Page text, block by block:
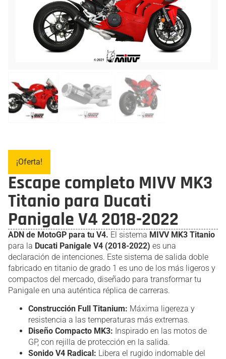
¡Oferta!
Escape completo MIVV MK3
Titanio para Ducati
Panigale V4 2018-2022
ADN de MotoGP para tu V4. El sistema MIVV MK3 Titanio
para la Ducati Panigale V4 (2018-2022) es una
declaración de intenciones. Este sistema de salida doble
fabricado en titanio de grado 1 es uno de los más ligeros y
compactos del mercado, diseñado para transformar tu
Panigale en una auténtica réplica de carreras.
Construcción Full Titanium: Máxima ligereza y
resistencia a las temperaturas más extremas.
Diseño Compacto MK3: Inspirado en las motos de
GP, con rejilla de protección en la salida.
Sonido V4 Radical: Libera el rugido indomable del